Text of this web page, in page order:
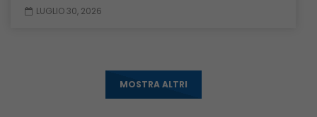
LUGLIO 30, 2026
MOSTRA ALTRI